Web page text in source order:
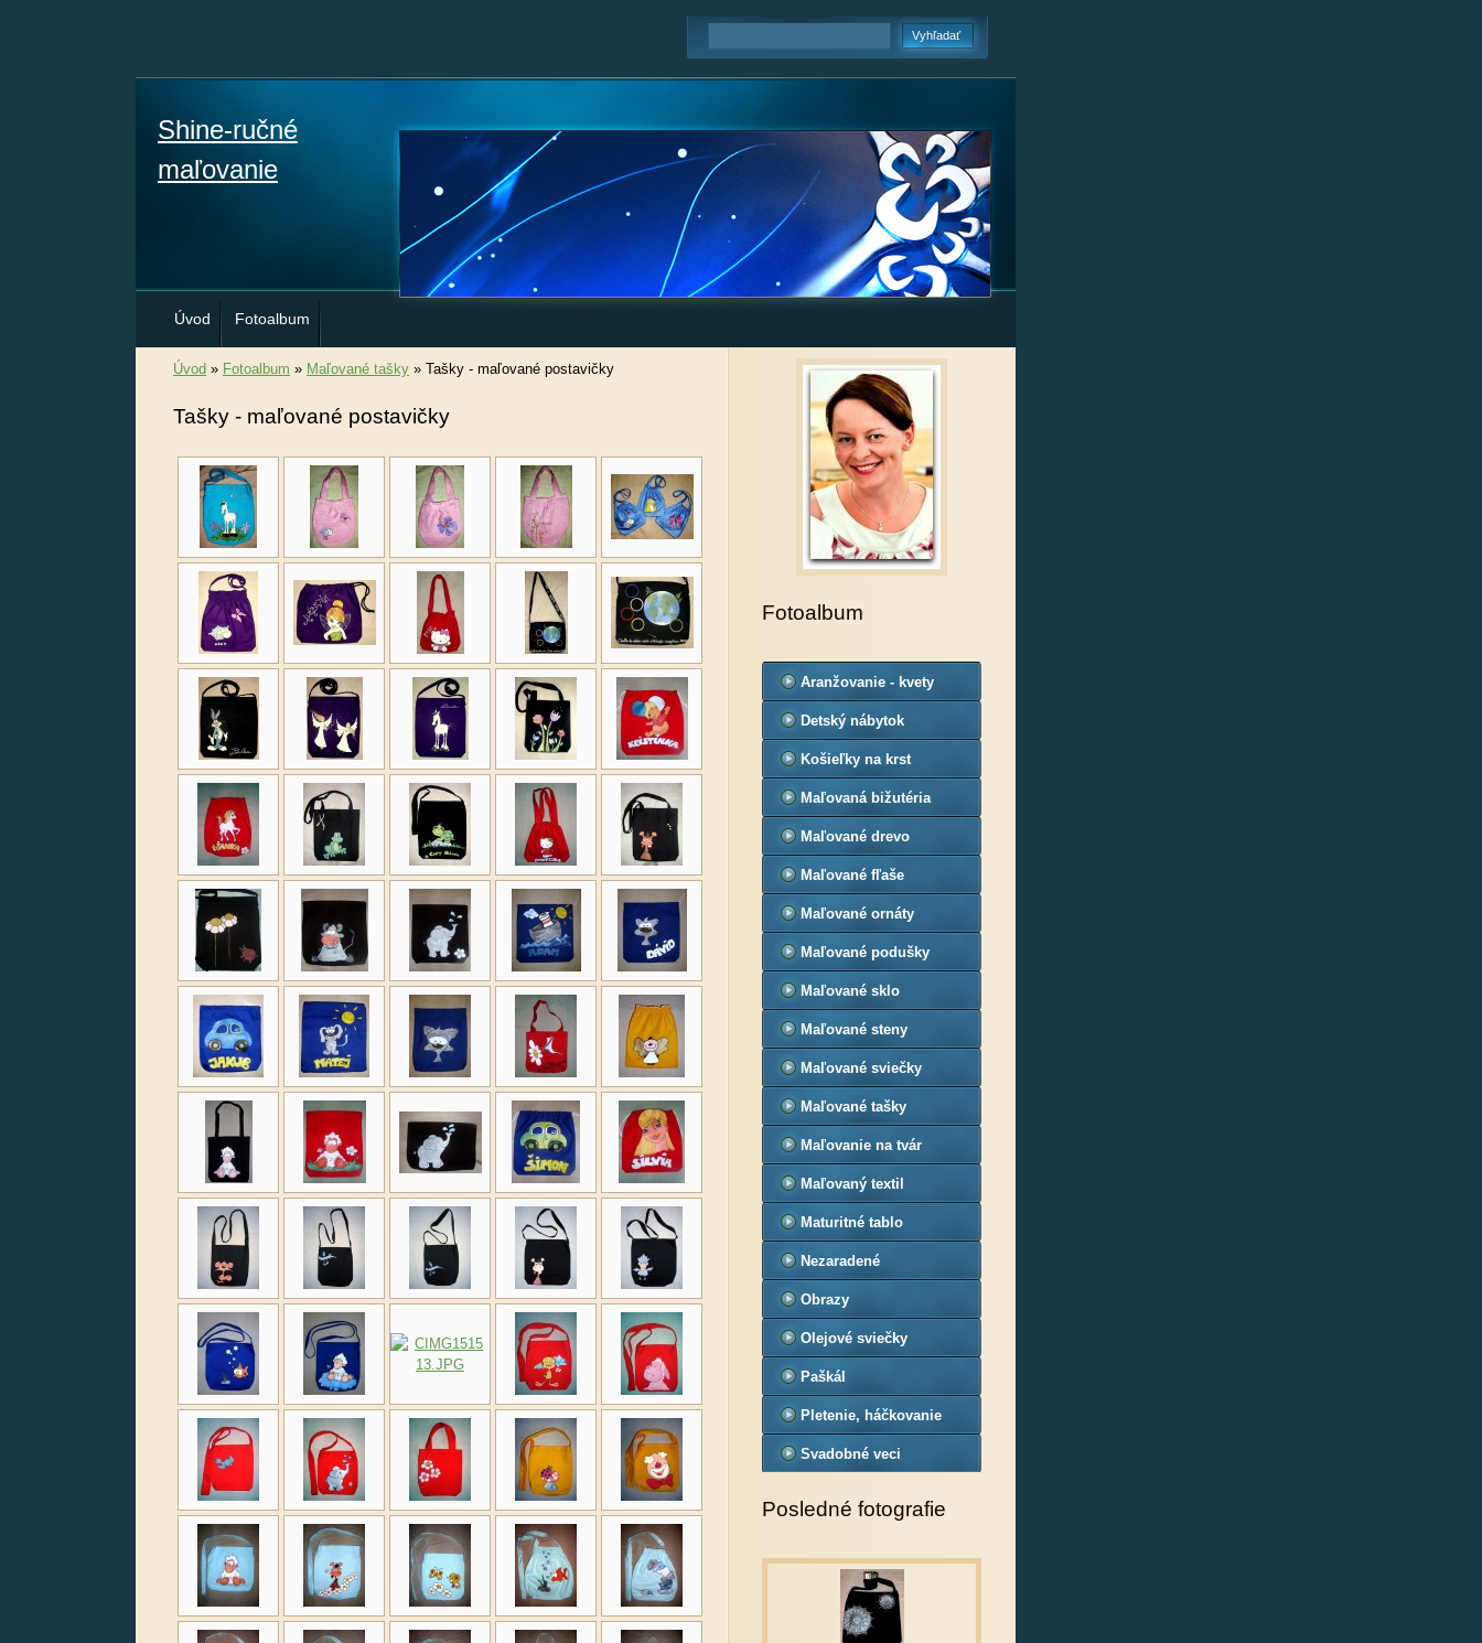
Shine-ručné
maľovanie
Úvod Fotoalbum
Úvod » Fotoalbum » Maľované tašky » Tašky - maľované postavičky
Tašky - maľované postavičky
Fotoalbum
Aranžovanie - kvety
Detský nábytok
Košieľky na krst
Maľovaná bižutéria
Maľované drevo
Maľované fľaše
Maľované ornáty
Maľované podušky
Maľované sklo
Maľované steny
Maľované sviečky
Maľované tašky
Maľovanie na tvár
Maľovaný textil
Maturitné tablo
Nezaradené
Obrazy
Olejové sviečky
Paškál
Pletenie, háčkovanie
Svadobné veci
Posledné fotografie